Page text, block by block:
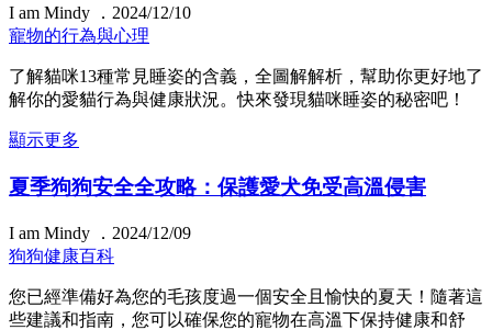
I am Mindy ．2024/12/10
寵物的行為與心理
了解貓咪13種常見睡姿的含義，全圖解解析，幫助你更好地了
解你的愛貓行為與健康狀況。快來發現貓咪睡姿的秘密吧！
顯示更多
夏季狗狗安全全攻略：保護愛犬免受高溫侵害
I am Mindy ．2024/12/09
狗狗健康百科
您已經準備好為您的毛孩度過一個安全且愉快的夏天！隨著這
些建議和指南，您可以確保您的寵物在高溫下保持健康和舒